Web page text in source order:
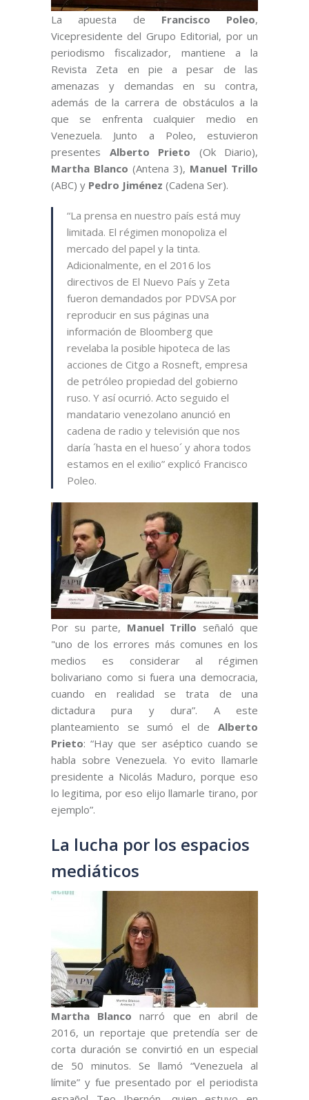
La apuesta de Francisco Poleo,
Vicepresidente del Grupo Editorial, por un
periodismo fiscalizador, mantiene a la
Revista Zeta en pie a pesar de las
amenazas y demandas en su contra,
además de la carrera de obstáculos a la
que se enfrenta cualquier medio en
Venezuela. Junto a Poleo, estuvieron
presentes Alberto Prieto (Ok Diario),
Martha Blanco (Antena 3), Manuel Trillo
(ABC) y Pedro Jiménez (Cadena Ser).
“La prensa en nuestro país está muy
limitada. El régimen monopoliza el
mercado del papel y la tinta.
Adicionalmente, en el 2016 los
directivos de El Nuevo País y Zeta
fueron demandados por PDVSA por
reproducir en sus páginas una
información de Bloomberg que
revelaba la posible hipoteca de las
acciones de Citgo a Rosneft, empresa
de petróleo propiedad del gobierno
ruso. Y así ocurrió. Acto seguido el
mandatario venezolano anunció en
cadena de radio y televisión que nos
daría ´hasta en el hueso´ y ahora todos
estamos en el exilio” explicó Francisco
Poleo.
Por su parte, Manuel Trillo señaló que
"uno de los errores más comunes en los
medios es considerar al régimen
bolivariano como si fuera una democracia,
cuando en realidad se trata de una
dictadura pura y dura”. A este
planteamiento se sumó el de Alberto
Prieto: “Hay que ser aséptico cuando se
habla sobre Venezuela. Yo evito llamarle
presidente a Nicolás Maduro, porque eso
lo legitima, por eso elijo llamarle tirano, por
ejemplo”.
La lucha por los espacios
mediáticos
Martha Blanconarró que en abril de
2016, un reportaje que pretendía ser de
corta duración se convirtió en un especial
de 50 minutos. Se llamó “Venezuela al
límite” y fue presentado por el periodista